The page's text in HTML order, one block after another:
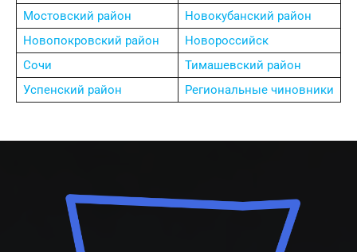
Мостовский район
Новокубанский район
Новопокровский район
Новороссийск
Сочи
Тимашевский район
Успенский район
Региональные чиновники